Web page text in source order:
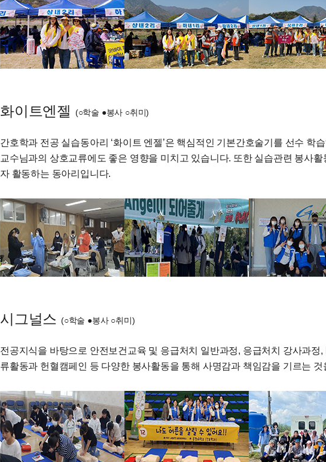
화이트엔젤 (○학술 ●봉사 ○취미)
간호학과 전공 실습동아리 ‘화이트 엔젤’은 핵심적인 기본간호술기를 선수 학
교수님과의 상호교류에도 좋은 영향을 미치고 있습니다. 또한 실습관련 봉사
자 활동하는 동아리입니다.
시그널스 (○학술 ●봉사 ○취미)
전공지식을 바탕으로 안전보건교육 및 응급처치 일반과정, 응급처치 강사과
류활동과 헌혈캠페인 등 다양한 봉사활동을 통해 사명감과 책임감을 기르는